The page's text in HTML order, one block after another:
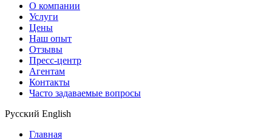
О компании
Услуги
Цены
Наш опыт
Отзывы
Пресс-центр
Агентам
Контакты
Часто задаваемые вопросы
Русский English
Главная